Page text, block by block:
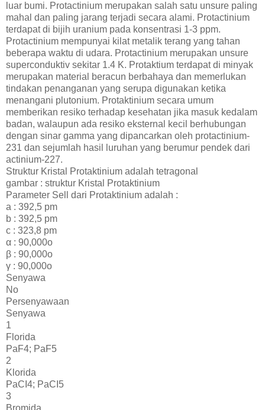
luar bumi. Protactinium merupakan salah satu unsure paling
mahal dan paling jarang terjadi secara alami. Protactinium
terdapat di bijih uranium pada konsentrasi 1-3 ppm.
Protactinium mempunyai kilat metalik terang yang tahan
beberapa waktu di udara. Protactinium merupakan unsure
superconduktiv sekitar 1.4 K. Protaktium terdapat di minyak
merupakan material beracun berbahaya dan memerlukan
tindakan penanganan yang serupa digunakan ketika
menangani plutonium. Protaktinium secara umum
memberikan resiko terhadap kesehatan jika masuk kedalam
badan, walaupun ada resiko eksternal kecil berhubungan
dengan sinar gamma yang dipancarkan oleh protactinium-
231 dan sejumlah hasil luruhan yang berumur pendek dari
actinium-227.
Struktur Kristal Protaktinium adalah tetragonal
gambar : struktur Kristal Protaktinium
Parameter Sell dari Protaktinium adalah :
a : 392,5 pm
b : 392,5 pm
c : 323,8 pm
α : 90,000o
β : 90,000o
γ : 90,000o
Senyawa
No
Persenyawaan
Senyawa
1
Florida
PaF4; PaF5
2
Klorida
PaCI4; PaCI5
3